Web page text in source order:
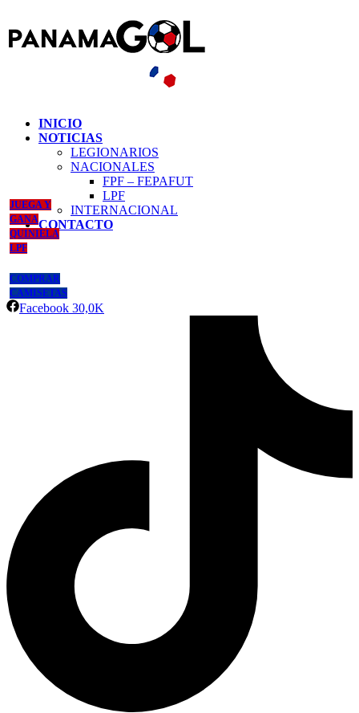
INICIO
NOTICIAS
LEGIONARIOS
NACIONALES
FPF – FEPAFUT
LPF
INTERNACIONAL
CONTACTO
JUEGA Y
GANA
QUINIELA
LPF
COMPRAR
CAMISETAS
Facebook 30,0K